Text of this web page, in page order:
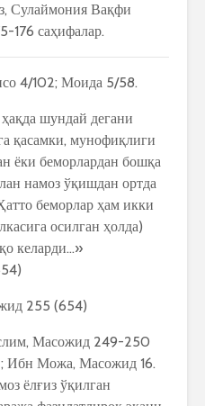
Сулаймония Вақфи
176 саҳифалар.
4/102; Моида 5/58.
шундай дегани
қасамки, мунофиқлиги
ёки беморлардан бошқа
намоз ўқишдан ортда
беморлар ҳам икки
осилган ҳолда)
келарди…»
255 (654)
Масожид 249-250
Ибн Можа, Масожид 16.
ёлғиз ўқилган